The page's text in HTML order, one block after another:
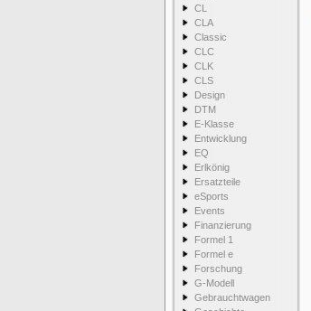
CL
CLA
Classic
CLC
CLK
CLS
Design
DTM
E-Klasse
Entwicklung
EQ
Erlkönig
Ersatzteile
eSports
Events
Finanzierung
Formel 1
Formel e
Forschung
G-Modell
Gebrauchtwagen